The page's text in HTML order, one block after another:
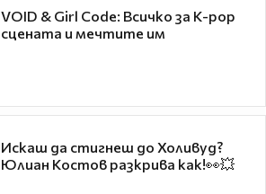
VOID & Girl Code: Всичко за K-pop
сцената и мечтите им
Искаш да стигнеш до Холивуд?
Юлиан Костов разкрива как!👀💥